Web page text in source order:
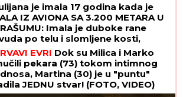
je imala 17 godina kada je
IZ AVIONA SA 3.200 METARA U
Imala je duboke rane
po telu i slomljene kosti,
je MRTVU MAJKU, ali nije želela
se preda
EVRI Dok su Milica i Marko
pekara (73) tokom intimnog
Martina (30) je u "puntu"
JEDNU stvar! (FOTO, VIDEO)